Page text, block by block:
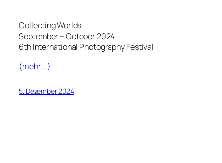
Collecting Worlds
September – October 2024
6th International Photography Festival
(mehr …)
5. Dezember 2024